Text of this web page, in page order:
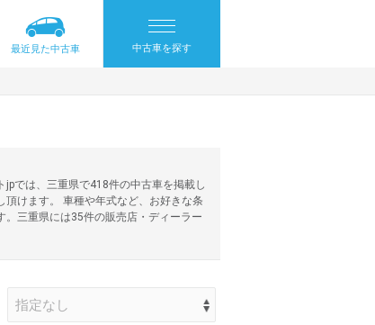
最近見た中古車 中古車を探す
では、三重県で418件の中古車を掲載し
けます。 車種や年式など、お好きな条
三重県には35件の販売店・ディーラー